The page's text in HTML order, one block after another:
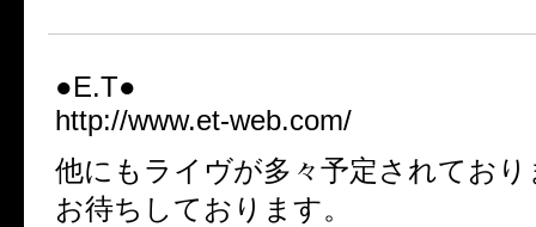
●E.T●
http://www.et-web.com/
他にもライヴが多々予定されてお
お待ちしております。